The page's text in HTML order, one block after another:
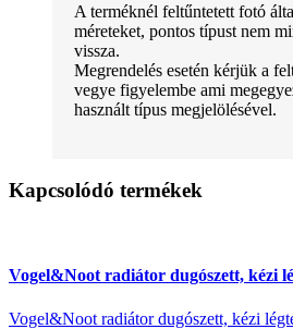
A terméknél feltűntetett fotó
méreteket, pontos típust nem
vissza.
Megrendelés esetén kérjük a
vegye figyelembe ami
használt típus megjelölésével.
Kapcsolódó termékek
Vogel&Noot radiátor dugószett, kézi
Vogel&Noot radiátor dugószett, kézi